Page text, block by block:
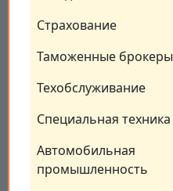
Страхование
Таможенные брокеры
Техобслуживание
Специальная техника
Автомобильная
промышленность